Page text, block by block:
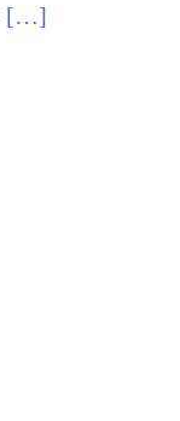
[…]